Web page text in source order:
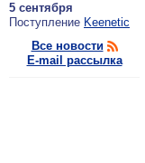
5 сентября
По­ступ­ле­ние Keenetic
Все новости
E-mail рассылка